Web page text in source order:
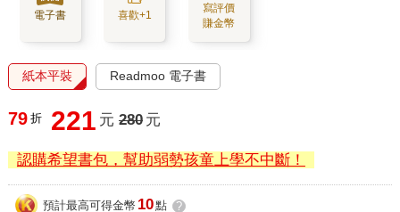
電子書 喜歡+1
寫評價
賺金幣
紙本平裝 Readmoo 電子書
79 折 221 元 280 元
認購希望書包，幫助弱勢孩童上學不中斷！
預計最高可得金幣 10點 ?